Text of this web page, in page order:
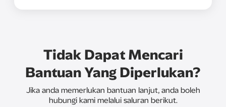
Tidak Dapat Mencari
Bantuan Yang Diperlukan?
Jika anda memerlukan bantuan lanjut, anda boleh
hubungi kami melalui saluran berikut.